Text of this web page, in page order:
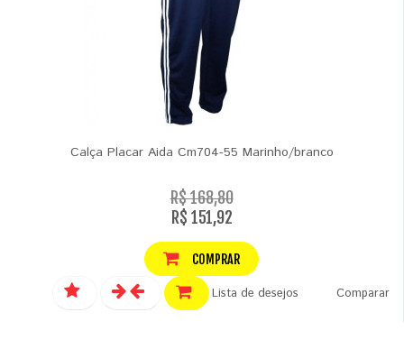
Calça Placar Aida Cm704-55 Marinho/branco
R$ 168,80
R$ 151,92
COMPRAR
Lista de desejos Comparar